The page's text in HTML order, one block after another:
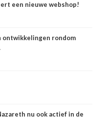
een nieuwe webshop!
ontwikkelingen rondom
nu ook actief in de